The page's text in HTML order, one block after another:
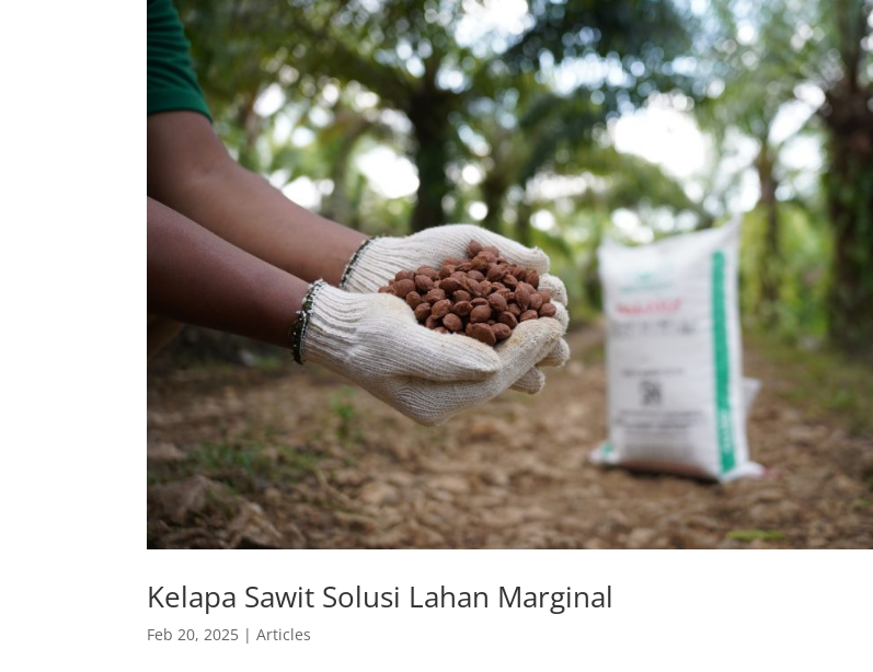
Kelapa Sawit Solusi Lahan Marginal
Feb 20, 2025 |Articles